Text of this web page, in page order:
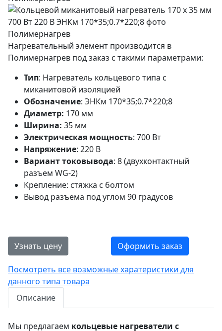
Нагревательный элемент производится в
Полимернагрев под заказ с такими параметрами:
Тип: Нагреватель кольцевого типа с
миканитовой изоляцией
Обозначение: ЭНКм 170*35;0.7*220;8
Диаметр: 170 мм
Ширина: 35 мм
Электрическая мощность: 700 Вт
Напряжение: 220 В
Вариант токовывода: 8 (двухконтактный
разъем WG-2)
Крепление: стяжка с болтом
Вывод разъема под углом 90 градусов
Узнать цену Оформить заказ
Посмотреть все возможные харатеристики для
данного типа товара
Описание
Мы предлагаем кольцевые нагреватели с